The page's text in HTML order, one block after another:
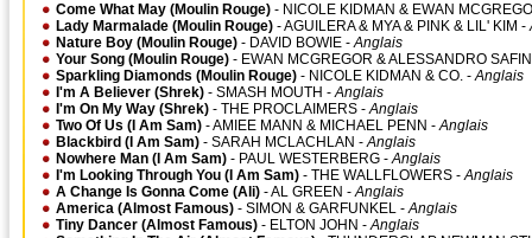
Come What May (Moulin Rouge) - NICOLE KIDMAN & EWAN
Lady Marmalade (Moulin Rouge) - AGUILERA & MYA & PINK & LIL' KIM -
Nature Boy (Moulin Rouge) - DAVID BOWIE -Anglais
Your Song (Moulin Rouge) - EWAN MCGREGOR & ALESSANDRO
Sparkling Diamonds (Moulin Rouge) - NICOLE KIDMAN & CO. -Anglais
I'm A Believer (Shrek) - SMASH MOUTH -Anglais
I'm On My Way (Shrek) - THE PROCLAIMERS -Anglais
Two Of Us (I Am Sam) - AMIEE MANN & MICHAEL PENN -Anglais
Blackbird (I Am Sam) - SARAH MCLACHLAN -Anglais
Nowhere Man (I Am Sam) - PAUL WESTERBERG -Anglais
I'm Looking Through You (I Am Sam) - THE WALLFLOWERS -Anglais
A Change Is Gonna Come (Ali) - AL GREEN -Anglais
America (Almost Famous) - SIMON & GARFUNKEL -Anglais
Tiny Dancer (Almost Famous) - ELTON JOHN -Anglais